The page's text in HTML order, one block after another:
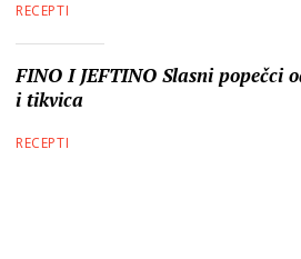
RECEPTI
FINO I JEFTINO Slasni popečci
i tikvica
RECEPTI